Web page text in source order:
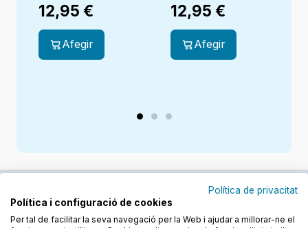
12,95 €
Afegir
12,95 €
Afegir
Política de privacitat
Política i configuració de cookies
Per tal de facilitar la seva navegació per la Web i ajudar a millorar-ne el